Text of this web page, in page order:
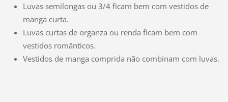
Luvas semilongas ou 3/4 ficam bem com vestidos de
manga curta.
Luvas curtas de organza ou renda ficam bem com
vestidos românticos.
Vestidos de manga comprida não combinam com luvas.